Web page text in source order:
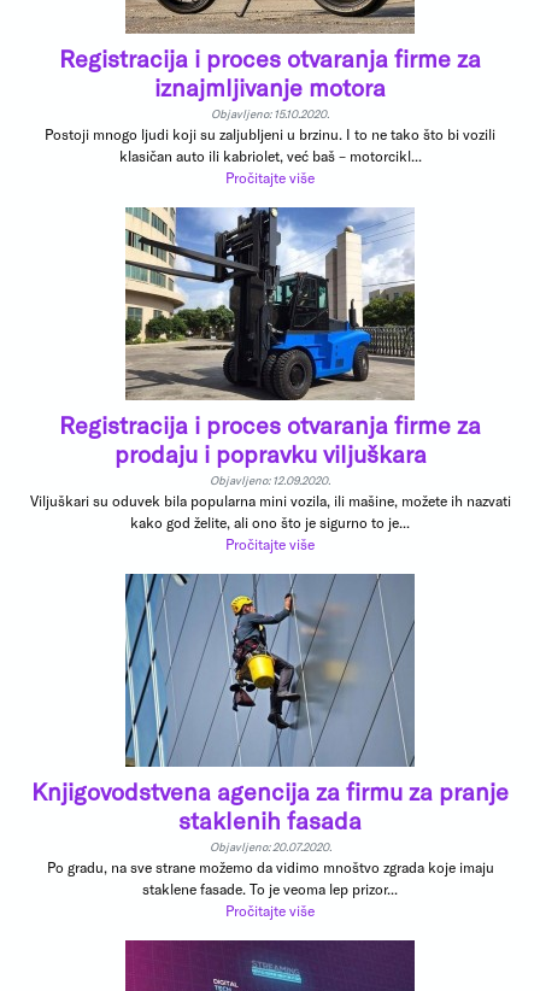
Registracija i proces otvaranja firme za
iznajmljivanje motora
Objavljeno: 15.10.2020.
Postoji mnogo ljudi koji su zaljubljeni u brzinu. I to ne tako što bi vozili
klasičan auto ili kabriolet, već baš – motorcikl...
Pročitajte više
Registracija i proces otvaranja firme za
prodaju i popravku viljuškara
Objavljeno: 12.09.2020.
Viljuškari su oduvek bila popularna mini vozila, ili mašine, možete ih nazvati
kako god želite, ali ono što je sigurno to je...
Pročitajte više
Knjigovodstvena agencija za firmu za pranje
staklenih fasada
Objavljeno: 20.07.2020.
Po gradu, na sve strane možemo da vidimo mnoštvo zgrada koje imaju
staklene fasade. To je veoma lep prizor...
Pročitajte više